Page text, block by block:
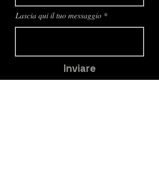
Lascia qui il tuo messaggio
Inviare